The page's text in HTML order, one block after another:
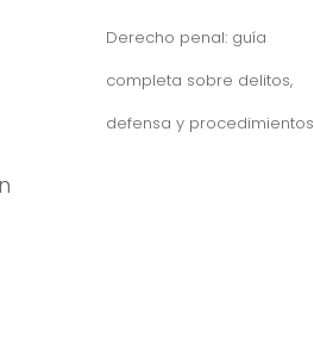
Derecho penal: guía
completa sobre delitos,
defensa y procedimientos